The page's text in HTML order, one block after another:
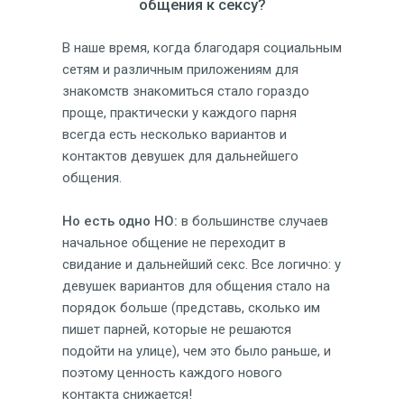
общения к сексу?
В наше время, когда благодаря социальным
сетям и различным приложениям для
знакомств знакомиться стало гораздо
проще, практически у каждого парня
всегда есть несколько вариантов и
контактов девушек для дальнейшего
общения.
Но есть одно НО: в большинстве случаев
начальное общение не переходит в
свидание и дальнейший секс. Все логично: у
девушек вариантов для общения стало на
порядок больше (представь, сколько им
пишет парней, которые не решаются
подойти на улице), чем это было раньше, и
поэтому ценность каждого нового
контакта снижается!